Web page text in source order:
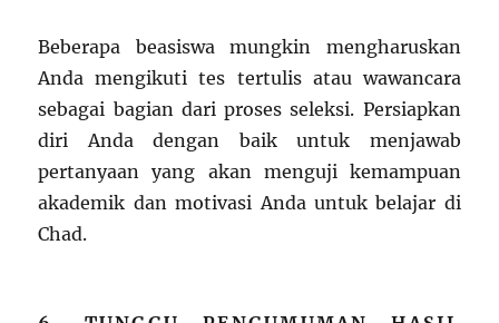
Beberapa beasiswa mungkin mengharuskan
Anda mengikuti tes tertulis atau wawancara
sebagai bagian dari proses seleksi. Persiapkan
diri Anda dengan baik untuk menjawab
pertanyaan yang akan menguji kemampuan
akademik dan motivasi Anda untuk belajar di
Chad.